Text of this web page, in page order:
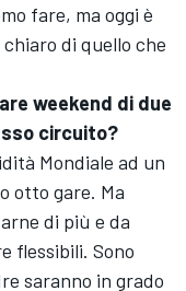
fare, ma oggi è
di quello che
weekend di due
circuito?
Mondiale ad un
otto gare. Ma
di più e da
flessibili. Sono
saranno in grado